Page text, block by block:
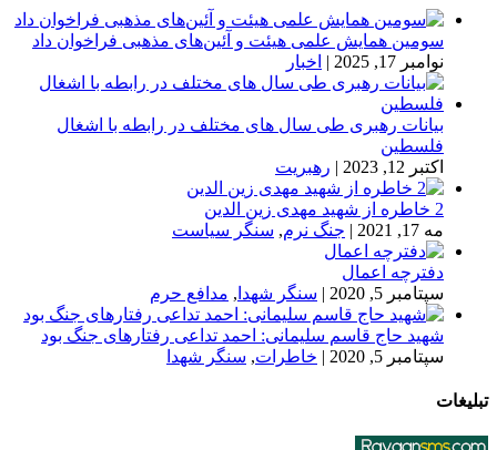
سومین همایش علمی هیئت و آئین‌های مذهبی فراخوان داد
نوامبر 17, 2025
| اخبار
بیانات رهبری طی سال های مختلف در رابطه با اشغال
فلسطین
اکتبر 12, 2023
| رهبریت
2 خاطره از شهید مهدی زین الدین
مه 17, 2021
| جنگ نرم, سنگر سیاست
دفترچه اعمال
سپتامبر 5, 2020
| سنگر شهدا , مدافع حرم
شهید حاج قاسم سلیمانی: احمد تداعی رفتارهای جنگ بود
سپتامبر 5, 2020
| خاطرات, سنگر شهدا
تبلیغات